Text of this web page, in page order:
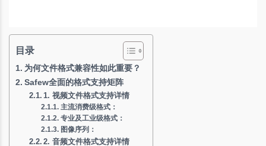
目录
为何文件格式兼容性如此重要？
Safew全面的格式支持矩阵
1. 视频文件格式支持详情
主流消费级格式：
专业及工业级格式：
图像序列：
2. 音频文件格式支持详情